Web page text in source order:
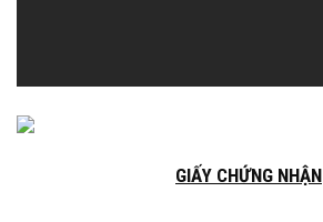
GIẤY CHỨNG NHẬN